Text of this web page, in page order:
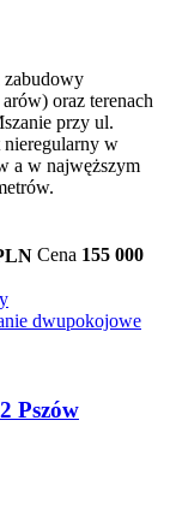
zabudowy
oraz terenach
przy ul.
nieregularny w
a w najwęższym
Cena 155 000
Pszów